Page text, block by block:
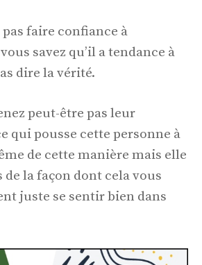
faire confiance à
savez qu’il a tendance à
dire la vérité.
peut-être pas leur
qui pousse cette personne à
de cette manière mais elle
de la façon dont cela vous
juste se sentir bien dans